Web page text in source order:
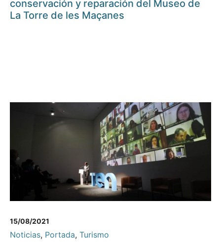
conservación y reparación del Museo de
La Torre de les Maçanes
15/08/2021
Noticias, Portada, Turismo